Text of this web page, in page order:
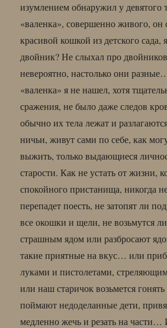
изумлением обнаружил у девятого
«валенка», совершенно живого, он
красивой кошкой из детского
двойник? Не слыхал про
невероятно, настолько они
«валенка» я не нашел, хотя
сражения, не было даже следов
обычно их тела лежат и
ничьи, живут сами по себе, как
выжить, только выдающиеся
старости. Как не устать от жизни,
спокойного пристанища, никогда
перепадет поесть, не затопят ли
все окошки и щели, не возьмутся
страшным ядом или разбросают
такие приятные на вкус… или
луками и пистолетами,
или наш старичок возьмется
поймают недоделанные дети,
медленно жечь и резать на части…